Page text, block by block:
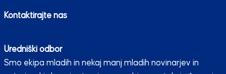
Kontaktirajte nas
Uredniški odbor
Smo ekipa mladih in nekaj manj mladih novinarjev in